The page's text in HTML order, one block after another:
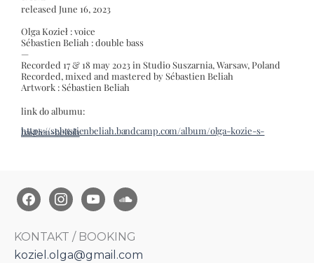
released June 16, 2023
Olga Kozieł : voice
Sébastien Beliah : double bass
—
Recorded 17 & 18 may 2023 in Studio Suszarnia, Warsaw, Poland
Recorded, mixed and mastered by Sébastien Beliah
Artwork : Sébastien Beliah
link do albumu:
https://sebastienbeliah.bandcamp.com/album/olga-kozie-s-bastien-beliah
KONTAKT / BOOKING
koziel.olga@gmail.com